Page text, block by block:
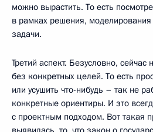
можно вырастить. То есть
в рамках решения, моделирования
задачи.
Третий аспект. Безусловно,
без конкретных целей. То есть
или усушить что-нибудь – так не
конкретные ориентиры. И это
с проектным подходом. Вот такая